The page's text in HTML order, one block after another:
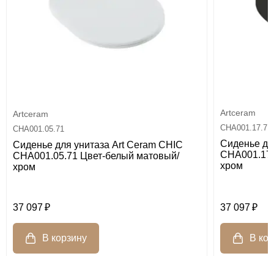
Artceram
CHA001.05.71
Сиденье для унитаза Art Ceram CHIC
CHA001.05.71 Цвет-белый матовый/
хром
37 097
Artceram
CHA001.17.71
Сиденье
хром
37 097